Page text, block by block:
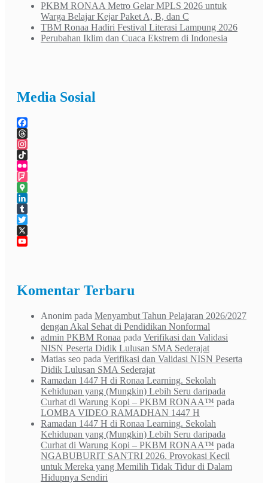
PKBM RONAA Metro Gelar MPLS 2026 untuk
Warga Belajar Kejar Paket A, B, dan C
TBM Ronaa Hadiri Festival Literasi Lampung 2026
Perubahan Iklim dan Cuaca Ekstrem di Indonesia
Media Sosial
Facebook
Threads
Instagram
TikTok
Flickr
Foursquare
Google
Maps
LinkedIn
Tumblr
Twitter
X
Komentar Terbaru
Anonim pada Menyambut Tahun Pelajaran 2026/2027
dengan Akal Sehat di Pendidikan Nonformal
admin PKBM Ronaa pada Verifikasi dan Validasi
NISN Peserta Didik Lulusan SMA Sederajat
Matias seo pada Verifikasi dan Validasi NISN Peserta
Didik Lulusan SMA Sederajat
Ramadan 1447 H di Ronaa Learning. Sekolah
Kehidupan yang (Mungkin) Lebih Seru daripada
Curhat di Warung Kopi – PKBM RONAA™ pada
LOMBA VIDEO RAMADHAN 1447 H
Ramadan 1447 H di Ronaa Learning. Sekolah
Kehidupan yang (Mungkin) Lebih Seru daripada
Curhat di Warung Kopi – PKBM RONAA™ pada
NGABUBURIT SANTRI 2026. Provokasi Kecil
untuk Mereka yang Memilih Tidak Tidur di Dalam
Hidupnya Sendiri